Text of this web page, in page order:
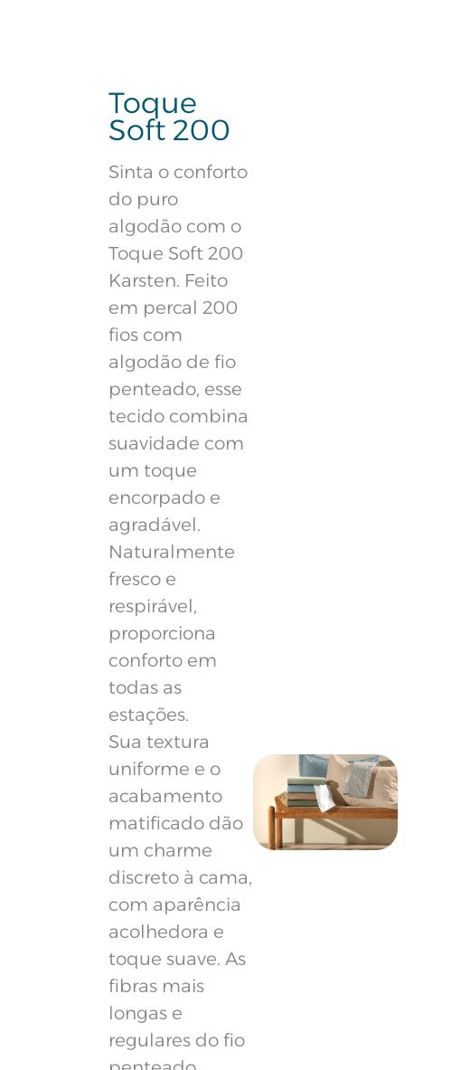
Toque
Soft 200
Sinta o conforto
do puro
algodão com o
Toque Soft 200
Karsten. Feito
em percal 200
fios com
algodão de fio
penteado, esse
tecido combina
suavidade com
um toque
encorpado e
agradável.
Naturalmente
fresco e
respirável,
proporciona
conforto em
todas as
estações.
Sua textura
uniforme e o
acabamento
matificado dão
um charme
discreto à cama,
com aparência
acolhedora e
toque suave. As
fibras mais
longas e
regulares do fio